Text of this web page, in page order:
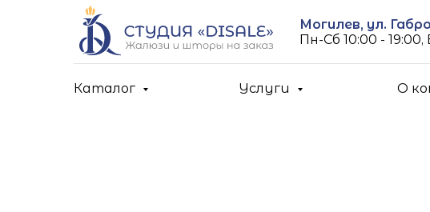
Могилев, ул.
Пн-Cб 10:00 - 19:00,
Каталог Услуги О